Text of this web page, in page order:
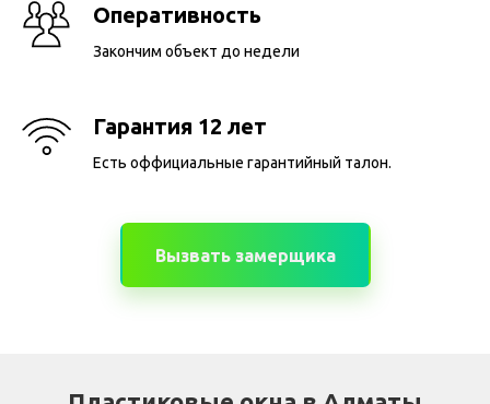
Оперативность
Закончим объект до недели
Гарантия 12 лет
Есть оффициальные гарантийный талон.
Вызвать замерщика